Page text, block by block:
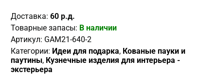
Доставка:60 р.д.
Товарные запасы: В наличии
Артикул: GAM21-640-2
Категории: Идеи для подарка, Кованые пауки и
паутины, Кузнечные изделия для интерьера -
экстерьера